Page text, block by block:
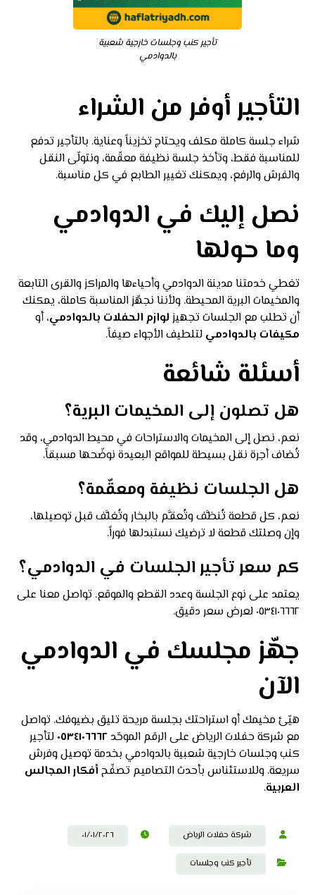
تأجير كنب وجلسات خارجية شعبية
بالدوادمي
التأجير أوفر من الشراء
شراء جلسة كاملة مكلف ويحتاج تخزيناً وعناية. بالتأجير تدفع
للمناسبة فقط، وتأخذ جلسة نظيفة معقّمة، ونتولّى النقل
والفرش والرفع، ويمكنك تغيير الطابع في كل مناسبة.
نصل إليك في الدوادمي
وما حولها
تغطي خدمتنا مدينة الدوادمي وأحياءها والمراكز والقرى التابعة
والمخيمات البرية المحيطة. ولأننا نجهّز المناسبة كاملة، يمكنك
أن تطلب مع الجلسات تجهيز لوازم الحفلات بالدوادمي، أو
مكيفات بالدوادمي لتلطيف الأجواء صيفاً.
أسئلة شائعة
هل تصلون إلى المخيمات البرية؟
نعم، نصل إلى المخيمات والاستراحات في محيط الدوادمي، وقد
تُضاف أجرة نقل بسيطة للمواقع البعيدة نوضّحها مسبقاً.
هل الجلسات نظيفة ومعقّمة؟
نعم، كل قطعة تُنظَّف وتُعقَّم بالبخار وتُغلَّف قبل توصيلها،
وإن وصلتك قطعة لا ترضيك نستبدلها فوراً.
كم سعر تأجير الجلسات في الدوادمي؟
يعتمد على نوع الجلسة وعدد القطع والموقع. تواصل معنا على
٠٥٣٤١٠٦٦٦٢ لعرض سعر دقيق.
جهّز مجلسك في الدوادمي
الآن
هيّئ مخيمك أو استراحتك بجلسة مريحة تليق بضيوفك. تواصل
مع شركة حفلات الرياض على الرقم الموحّد٠٥٣٤١٠٦٦٦٢ لتأجير
كنب وجلسات خارجية شعبية بالدوادمي بخدمة توصيل وفرش
سريعة. وللاستئناس بأحدث التصاميم تصفّحأفكار المجالس
العربية.
شركة حفلات الرياض ٠١/٠١/٢٠٢٦
تأجير كنب وجلسات